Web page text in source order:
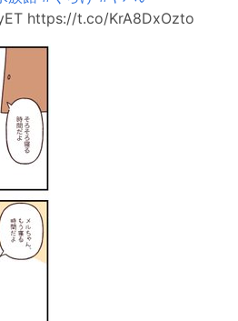
https://t.co/KrA8DxOzto